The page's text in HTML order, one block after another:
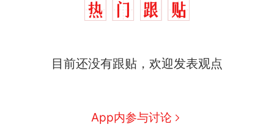
目前还没有跟贴，欢迎发表观点
App内参与讨论
因老师一句“跟我回家”改写了
眼了……
费大厨“全国小炒肉大王”称